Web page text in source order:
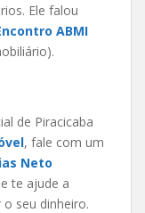
Ele falou
ABMI
de Piracicaba
, fale com um
Neto
te ajude a
seu dinheiro.